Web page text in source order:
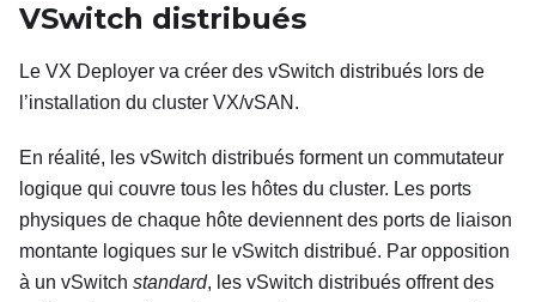
VSwitch distribués
Le VX Deployer va créer des vSwitch distribués lors de
l’installation du cluster VX/vSAN.
En réalité, les vSwitch distribués forment un commutateur
logique qui couvre tous les hôtes du cluster. Les ports
physiques de chaque hôte deviennent des ports de liaison
montante logiques sur le vSwitch distribué. Par opposition
à un vSwitch standard, les vSwitch distribués offrent des